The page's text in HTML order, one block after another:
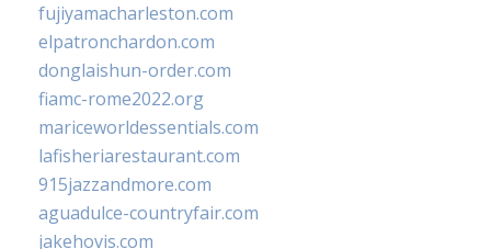
fujiyamacharleston.com
elpatronchardon.com
donglaishun-order.com
fiamc-rome2022.org
mariceworldessentials.com
lafisheriarestaurant.com
915jazzandmore.com
aguadulce-countryfair.com
jakehovis.com